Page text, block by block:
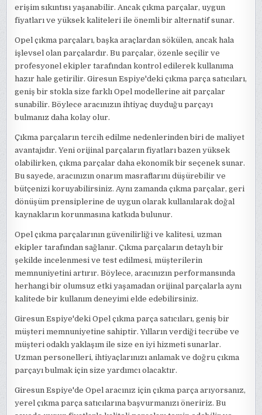
erişim sıkıntısı yaşanabilir. Ancak çıkma parçalar, uygun
fiyatları ve yüksek kaliteleri ile önemli bir alternatif sunar.
Opel çıkma parçaları, başka araçlardan sökülen, ancak hala
işlevsel olan parçalardır. Bu parçalar, özenle seçilir ve
profesyonel ekipler tarafından kontrol edilerek kullanıma
hazır hale getirilir. Giresun Espiye'deki çıkma parça satıcıları,
geniş bir stokla size farklı Opel modellerine ait parçalar
sunabilir. Böylece aracınızın ihtiyaç duyduğu parçayı
bulmanız daha kolay olur.
Çıkma parçaların tercih edilme nedenlerinden biri de maliyet
avantajıdır. Yeni orijinal parçaların fiyatları bazen yüksek
olabilirken, çıkma parçalar daha ekonomik bir seçenek sunar.
Bu sayede, aracınızın onarım masraflarını düşürebilir ve
bütçenizi koruyabilirsiniz. Aynı zamanda çıkma parçalar, geri
dönüşüm prensiplerine de uygun olarak kullanılarak doğal
kaynakların korunmasına katkıda bulunur.
Opel çıkma parçalarının güvenilirliği ve kalitesi, uzman
ekipler tarafından sağlanır. Çıkma parçaların detaylı bir
şekilde incelenmesi ve test edilmesi, müşterilerin
memnuniyetini artırır. Böylece, aracınızın performansında
herhangi bir olumsuz etki yaşamadan orijinal parçalarla aynı
kalitede bir kullanım deneyimi elde edebilirsiniz.
Giresun Espiye'deki Opel çıkma parça satıcıları, geniş bir
müşteri memnuniyetine sahiptir. Yılların verdiği tecrübe ve
müşteri odaklı yaklaşım ile size en iyi hizmeti sunarlar.
Uzman personelleri, ihtiyaçlarınızı anlamak ve doğru çıkma
parçayı bulmak için size yardımcı olacaktır.
Giresun Espiye'de Opel aracınız için çıkma parça arıyorsanız,
yerel çıkma parça satıcılarına başvurmanızı öneririz. Bu